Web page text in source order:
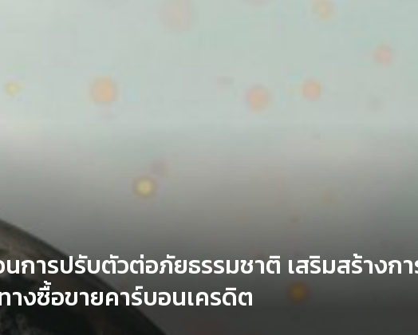
การปรับตัวต่อภัยธรรมชาติ เสริมสร้างก
งซื้อขายคาร์บอนเครดิต